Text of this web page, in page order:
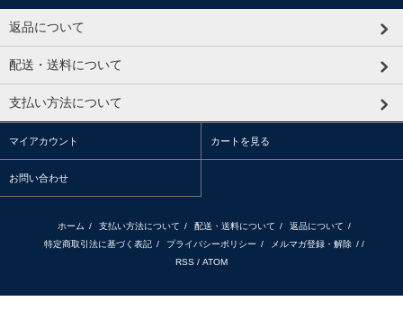
返品について
配送・送料について
支払い方法について
マイアカウント カートを見る
お問い合わせ
ホーム / 支払い方法について / 配送・送料について / 返品について /
特定商取引法に基づく表記 / プライバシーポリシー / メルマガ登録・解除 / /
RSS / ATOM